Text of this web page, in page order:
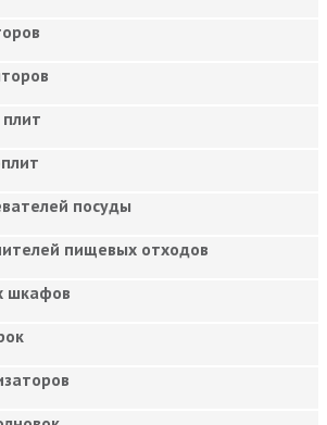
посуды
пищевых отходов
шкафов